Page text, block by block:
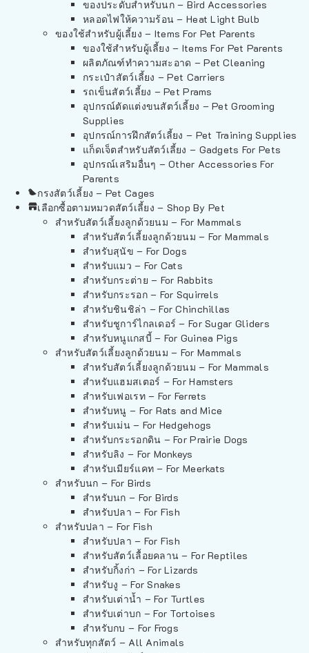
ของประดับสำหรับนก – Bird Accessories
หลอดไฟให้ความร้อน – Heat Light Bulb
ของใช้สำหรับผู้เลี้ยง – Items For Pet Parents
ของใช้สำหรับผู้เลี้ยง – Items For Pet Parents
ผลิตภัณฑ์ทำความสะอาด – Pet Cleaning
กระเป๋าสัตว์เลี้ยง – Pet Carriers
รถเข็นสัตว์เลี้ยง – Pet Prams
อุปกรณ์ตัดแต่งขนสัตว์เลี้ยง – Pet Grooming
Supplies
อุปกรณ์การฝึกสัตว์เลี้ยง – Pet Training Supplies
แก็ดเจ็ตสำหรับสัตว์เลี้ยง – Gadgets For Pets
อุปกรณ์เสริมอื่นๆ – Other Accessories For
Parents
กรงสัตว์เลี้ยง – Pet Cages
เลือกซื้อตามหมวดสัตว์เลี้ยง – Shop By Pet
สำหรับสัตว์เลี้ยงลูกด้วยนม – For Mammals
สำหรับสัตว์เลี้ยงลูกด้วยนม – For Mammals
สำหรับสุนัข – For Dogs
สำหรับแมว – For Cats
สำหรับกระต่าย – For Rabbits
สำหรับกระรอก – For Squirrels
สำหรับชินชิล่า – For Chinchillas
สำหรับชูการ์ไกลเดอร์ – For Sugar Gliders
สำหรับหนูแกสบี้ – For Guinea Pigs
สำหรับสัตว์เลี้ยงลูกด้วยนม – For Mammals
สำหรับสัตว์เลี้ยงลูกด้วยนม – For Mammals
สำหรับแฮมสเตอร์ – For Hamsters
สำหรับเฟอเรท – For Ferrets
สำหรับหนู – For Rats and Mice
สำหรับเม่น – For Hedgehogs
สำหรับกระรอกดิน – For Prairie Dogs
สำหรับลิง – For Monkeys
สำหรับเมียร์แคท – For Meerkats
สำหรับนก – For Birds
สำหรับนก – For Birds
สำหรับปลา – For Fish
สำหรับปลา – For Fish
สำหรับปลา – For Fish
สำหรับสัตว์เลื้อยคลาน – For Reptiles
สำหรับกิ้งก่า – For Lizards
สำหรับงู – For Snakes
สำหรับเต่าน้ำ – For Turtles
สำหรับเต่าบก – For Tortoises
สำหรับกบ – For Frogs
สำหรับทุกสัตว์ – All Animals